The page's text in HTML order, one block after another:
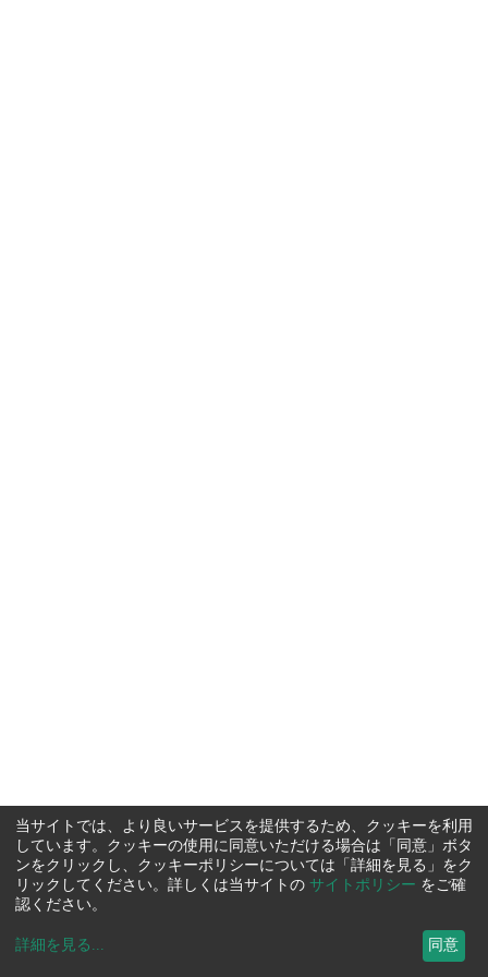
当サイトでは、より良いサービスを提供するため、クッキーを利用
しています。クッキーの使用に同意いただける場合は「同意」ボタ
ンをクリックし、クッキーポリシーについては「詳細を見る」をク
リックしてください。詳しくは当サイトの サイトポリシー をご確
認ください。
詳細を見る ... 同意